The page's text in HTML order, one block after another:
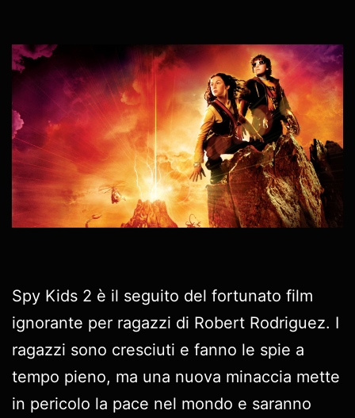
Spy Kids 2 è il seguito del fortunato film
ignorante per ragazzi di Robert Rodriguez. I
ragazzi sono cresciuti e fanno le spie a
tempo pieno, ma una nuova minaccia mette
in pericolo la pace nel mondo e saranno